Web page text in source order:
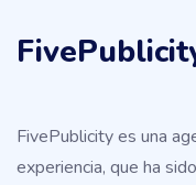
FivePublicity es una
experiencia, que ha